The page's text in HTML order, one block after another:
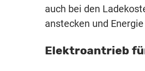
auch bei den
anstecken und
Elektroantrieb